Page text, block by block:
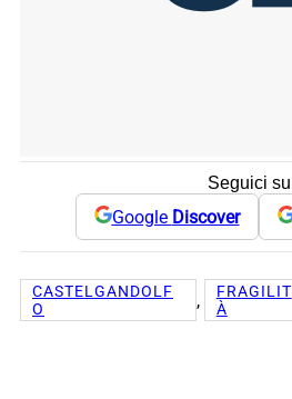
Seguici su
Google Discover
CASTELGANDOLF
O
,
FRAGILIT
À